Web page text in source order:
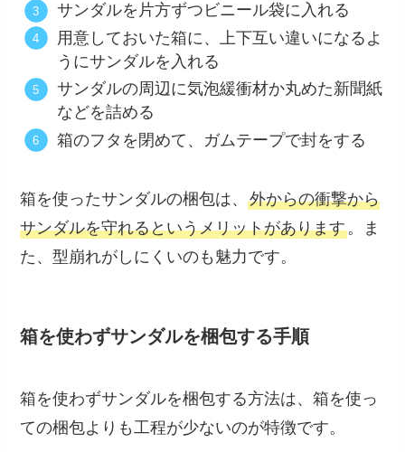
サンダルを片方ずつビニール袋に入れる
用意しておいた箱に、上下互い違いになるよ
うにサンダルを入れる
サンダルの周辺に気泡緩衝材か丸めた新聞紙
などを詰める
箱のフタを閉めて、ガムテープで封をする
箱を使ったサンダルの梱包は、外からの衝撃から
サンダルを守れるというメリットがあります。ま
た、型崩れがしにくいのも魅力です。
箱を使わずサンダルを梱包する手順
箱を使わずサンダルを梱包する方法は、箱を使っ
ての梱包よりも工程が少ないのが特徴です。